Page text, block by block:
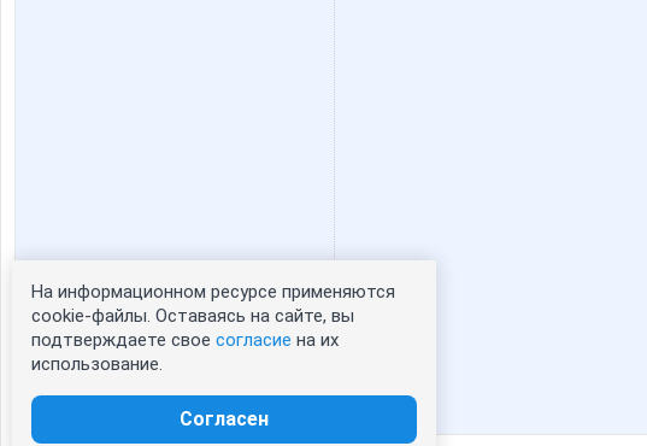
Статистика портрета:
сейчас просматривают портрет - 0
зарегистрированные пользователи
На информационном ресурсе применяются
cookie-файлы. Оставаясь на сайте, вы
подтверждаете свое согласие на их
использование.
Согласен